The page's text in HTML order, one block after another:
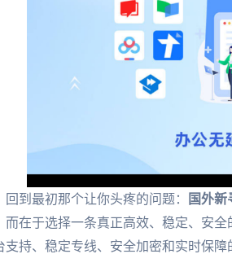
回到最初那个让你头疼的问题： 国外新
而在于选择一条真正高效、稳定、安全
支持、稳定专线、安全加密和实时保